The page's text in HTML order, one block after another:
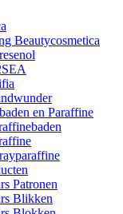
Beautycosmetica
en Paraffine
Patronen
Blikken